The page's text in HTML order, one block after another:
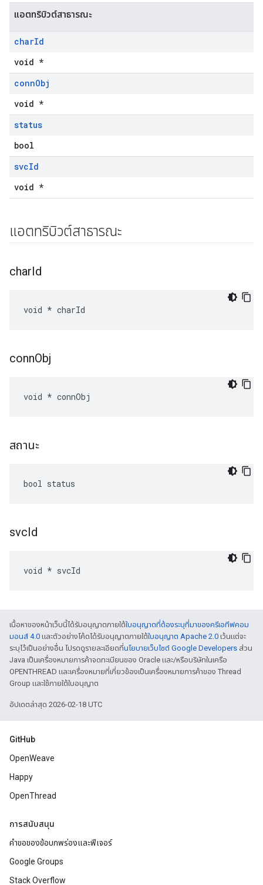
แอตทริบิวต์สาธารณะ
charId
void *
connObj
void *
status
bool
svcId
void *
แอตทริบิวต์สาธารณะ
charId
void * charId
connObj
void * connObj
สถานะ
bool status
svcId
void * svcId
เนื้อหาของหน้าเว็บนี้ได้รับอนุญาตภายใต้ใบอนุญาตที่ต้องระบุที่มาของครีเอทีฟคอม
มอนส์ 4.0 และตัวอย่างโค้ดได้รับอนุญาตภายใต้ใบอนุญาต Apache 2.0 เว้นแต่จะ
ระบุไว้เป็นอย่างอื่น โปรดดูรายละเอียดที่นโยบายเว็บไซต์ Google Developers ส่วน
Java เป็นเครื่องหมายการค้าจดทะเบียนของ Oracle และ/หรือบริษัทในเครือ
OPENTHREAD และเครื่องหมายที่เกี่ยวข้องเป็นเครื่องหมายการค้าของ Thread
Group และใช้ภายใต้ใบอนุญาต
อัปเดตล่าสุด 2026-02-18 UTC
GitHub
OpenWeave
Happy
OpenThread
การสนับสนุน
คำขอของข้อบกพร่องและฟีเจอร์
Google Groups
Stack Overflow